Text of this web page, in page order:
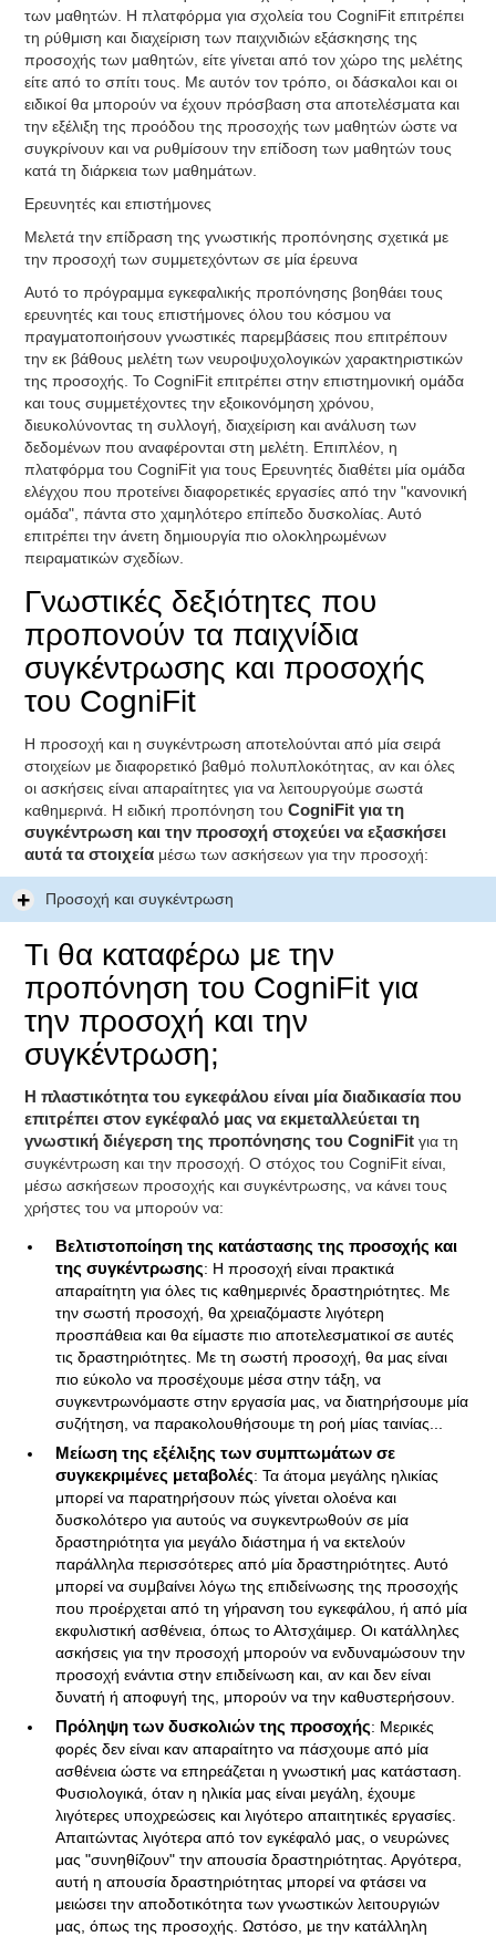
των μαθητών. Η πλατφόρμα για σχολεία του CogniFit επιτρέπει
τη ρύθμιση και διαχείριση των παιχνιδιών εξάσκησης της
προσοχής των μαθητών, είτε γίνεται από τον χώρο της μελέτης
είτε από το σπίτι τους. Με αυτόν τον τρόπο, οι δάσκαλοι και οι
ειδικοί θα μπορούν να έχουν πρόσβαση στα αποτελέσματα και
την εξέλιξη της προόδου της προσοχής των μαθητών ώστε να
συγκρίνουν και να ρυθμίσουν την επίδοση των μαθητών τους
κατά τη διάρκεια των μαθημάτων.
Ερευνητές και επιστήμονες
Μελετά την επίδραση της γνωστικής προπόνησης σχετικά με
την προσοχή των συμμετεχόντων σε μία έρευνα
Αυτό το πρόγραμμα εγκεφαλικής προπόνησης βοηθάει τους
ερευνητές και τους επιστήμονες όλου του κόσμου να
πραγματοποιήσουν γνωστικές παρεμβάσεις που επιτρέπουν
την εκ βάθους μελέτη των νευροψυχολογικών χαρακτηριστικών
της προσοχής. Το CogniFit επιτρέπει στην επιστημονική ομάδα
και τους συμμετέχοντες την εξοικονόμηση χρόνου,
διευκολύνοντας τη συλλογή, διαχείριση και ανάλυση των
δεδομένων που αναφέρονται στη μελέτη. Επιπλέον, η
πλατφόρμα του CogniFit για τους Ερευνητές διαθέτει μία ομάδα
ελέγχου που προτείνει διαφορετικές εργασίες από την "κανονική
ομάδα", πάντα στο χαμηλότερο επίπεδο δυσκολίας. Αυτό
επιτρέπει την άνετη δημιουργία πιο ολοκληρωμένων
πειραματικών σχεδίων.
Γνωστικές δεξιότητες που
προπονούν τα παιχνίδια
συγκέντρωσης και προσοχής
του CogniFit
Η προσοχή και η συγκέντρωση αποτελούνται από μία σειρά
στοιχείων με διαφορετικό βαθμό πολυπλοκότητας, αν και όλες
οι ασκήσεις είναι απαραίτητες για να λειτουργούμε σωστά
καθημερινά. Η ειδική προπόνηση τουCogniFit για τη
συγκέντρωση και την προσοχή στοχεύει να εξασκήσει
αυτά τα στοιχεία μέσω των ασκήσεων για την προσοχή:
Προσοχή και συγκέντρωση
Τι θα καταφέρω με την
προπόνηση του CogniFit για
την προσοχή και την
συγκέντρωση;
Η πλαστικότητα του εγκεφάλου είναι μία διαδικασία που
επιτρέπει στον εγκέφαλό μας να εκμεταλλεύεται τη
γνωστική διέγερση της προπόνησης του CogniFit για τη
συγκέντρωση και την προσοχή. Ο στόχος του CogniFit είναι,
μέσω ασκήσεων προσοχής και συγκέντρωσης, να κάνει τους
χρήστες του να μπορούν να:
Βελτιστοποίηση της κατάστασης της προσοχής και
της συγκέντρωσης: Η προσοχή είναι πρακτικά
απαραίτητη για όλες τις καθημερινές δραστηριότητες. Με
την σωστή προσοχή, θα χρειαζόμαστε λιγότερη
προσπάθεια και θα είμαστε πιο αποτελεσματικοί σε αυτές
τις δραστηριότητες. Με τη σωστή προσοχή, θα μας είναι
πιο εύκολο να προσέχουμε μέσα στην τάξη, να
συγκεντρωνόμαστε στην εργασία μας, να διατηρήσουμε μία
συζήτηση, να παρακολουθήσουμε τη ροή μίας ταινίας...
Μείωση της εξέλιξης των συμπτωμάτων σε
συγκεκριμένες μεταβολές: Τα άτομα μεγάλης ηλικίας
μπορεί να παρατηρήσουν πώς γίνεται ολοένα και
δυσκολότερο για αυτούς να συγκεντρωθούν σε μία
δραστηριότητα για μεγάλο διάστημα ή να εκτελούν
παράλληλα περισσότερες από μία δραστηριότητες. Αυτό
μπορεί να συμβαίνει λόγω της επιδείνωσης της προσοχής
που προέρχεται από τη γήρανση του εγκεφάλου, ή από μία
εκφυλιστική ασθένεια, όπως το Αλτσχάιμερ. Οι κατάλληλες
ασκήσεις για την προσοχή μπορούν να ενδυναμώσουν την
προσοχή ενάντια στην επιδείνωση και, αν και δεν είναι
δυνατή ή αποφυγή της, μπορούν να την καθυστερήσουν.
Πρόληψη των δυσκολιών της προσοχής: Μερικές
φορές δεν είναι καν απαραίτητο να πάσχουμε από μία
ασθένεια ώστε να επηρεάζεται η γνωστική μας κατάσταση.
Φυσιολογικά, όταν η ηλικία μας είναι μεγάλη, έχουμε
λιγότερες υποχρεώσεις και λιγότερο απαιτητικές εργασίες.
Απαιτώντας λιγότερα από τον εγκέφαλό μας, ο νευρώνες
μας "συνηθίζουν" την απουσία δραστηριότητας. Αργότερα,
αυτή η απουσία δραστηριότητας μπορεί να φτάσει να
μειώσει την αποδοτικότητα των γνωστικών λειτουργιών
μας, όπως της προσοχής. Ωστόσο, με την κατάλληλη